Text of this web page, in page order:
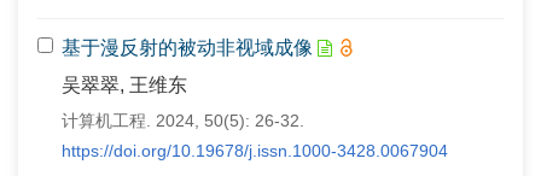
基于漫反射的被动非视域成像
吴翠翠, 王维东
计算机工程. 2024, 50(5): 26-32.
https://doi.org/10.19678/j.issn.1000-3428.0067904